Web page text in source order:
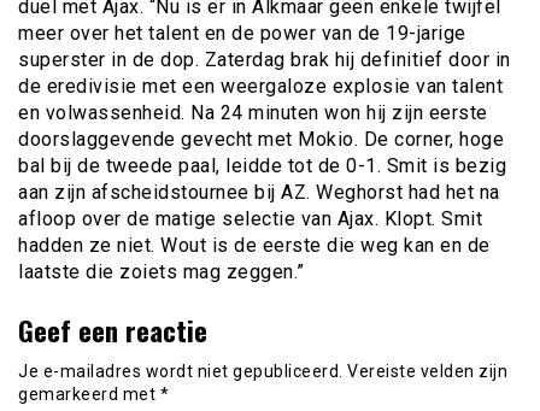
duel met Ajax. “Nu is er in Alkmaar geen enkele twijfel
meer over het talent en de power van de 19-jarige
superster in de dop. Zaterdag brak hij definitief door in
de eredivisie met een weergaloze explosie van talent
en volwassenheid. Na 24 minuten won hij zijn eerste
doorslaggevende gevecht met Mokio. De corner, hoge
bal bij de tweede paal, leidde tot de 0-1. Smit is bezig
aan zijn afscheidstournee bij AZ. Weghorst had het na
afloop over de matige selectie van Ajax. Klopt. Smit
hadden ze niet. Wout is de eerste die weg kan en de
laatste die zoiets mag zeggen.”
Geef een reactie
Je e-mailadres wordt niet gepubliceerd. Vereiste velden zijn
gemarkeerd met *